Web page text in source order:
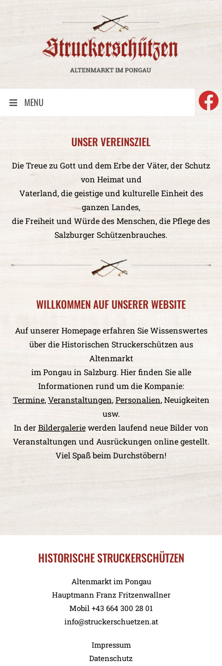
MENU
UNSER VEREINSZIEL
Die Treue zu Gott und dem Erbe der Väter, der Schutz
von Heimat und
Vaterland, die geistige und kulturelle Einheit des
ganzen Landes,
die Freiheit und Würde des Menschen, die Pflege des
Salzburger Schützenbrauches.
WILLKOMMEN AUF UNSERER WEBSITE
Auf unserer Homepage erfahren Sie Wissenswertes
über die Historischen Struckerschützen aus
Altenmarkt
im Pongau in Salzburg. Hier finden Sie alle
Informationen rund um die Kompanie:
Termine,Veranstaltungen,Personalien, Neuigkeiten
usw.
In derBildergaleriewerden laufend neue Bilder von
Veranstaltungen und Ausrückungen online gestellt.
Viel Spaß beim Durchstöbern!
HISTORISCHE STRUCKERSCHÜTZEN
Altenmarkt im Pongau
Hauptmann Franz Fritzenwallner
Mobil +43 664 300 28 01
info@struckerschuetzen.at
Impressum
Datenschutz